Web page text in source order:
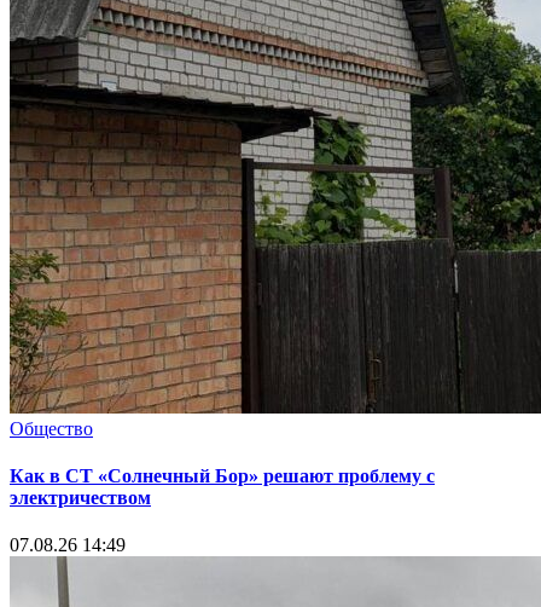
Общество
Как в СТ «Солнечный Бор» решают проблему с
электричеством
07.08.26 14:49